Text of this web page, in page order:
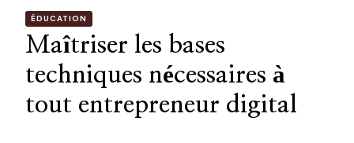
ÉDUCATION
Maîtriser les bases
techniques nécessaires à
tout entrepreneur digital